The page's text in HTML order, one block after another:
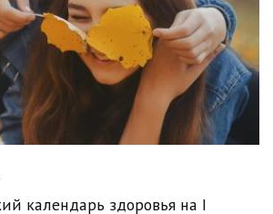
календарь здоровья на I